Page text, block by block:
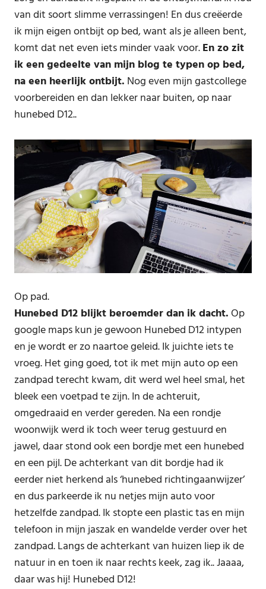
van dit soort slimme verrassingen! En dus creëerde
ik mijn eigen ontbijt op bed, want als je alleen bent,
komt dat net even iets minder vaak voor.En zo zit
ik een gedeelte van mijn blog te typen op bed,
na een heerlijk ontbijt. Nog even mijn gastcollege
voorbereiden en dan lekker naar buiten, op naar
hunebed D12..
Op pad.
Hunebed D12 blijkt beroemder dan ik dacht.Op
google maps kun je gewoon Hunebed D12 intypen
en je wordt er zo naartoe geleid. Ik juichte iets te
vroeg. Het ging goed, tot ik met mijn auto op een
zandpad terecht kwam, dit werd wel heel smal, het
bleek een voetpad te zijn. In de achteruit,
omgedraaid en verder gereden. Na een rondje
woonwijk werd ik toch weer terug gestuurd en
jawel, daar stond ook een bordje met een hunebed
en een pijl. De achterkant van dit bordje had ik
eerder niet herkend als ‘hunebed richtingaanwijzer’
en dus parkeerde ik nu netjes mijn auto voor
hetzelfde zandpad. Ik stopte een plastic tas en mijn
telefoon in mijn jaszak en wandelde verder over het
zandpad. Langs de achterkant van huizen liep ik de
natuur in en toen ik naar rechts keek, zag ik.. Jaaaa,
daar was hij! Hunebed D12!